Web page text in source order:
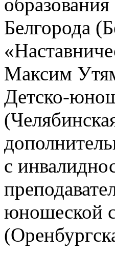
Белгорода
Максим
Детско-
с
юношеской